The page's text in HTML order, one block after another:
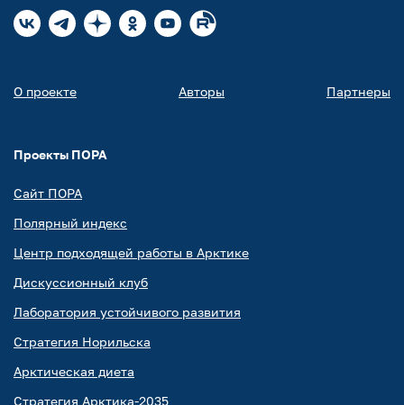
О проекте Авторы Партнеры
Проекты ПОРА
Сайт ПОРА
Полярный индекс
Центр подходящей работы в Арктике
Дискуссионный клуб
Лаборатория устойчивого развития
Стратегия Норильска
Арктическая диета
Стратегия Арктика-2035